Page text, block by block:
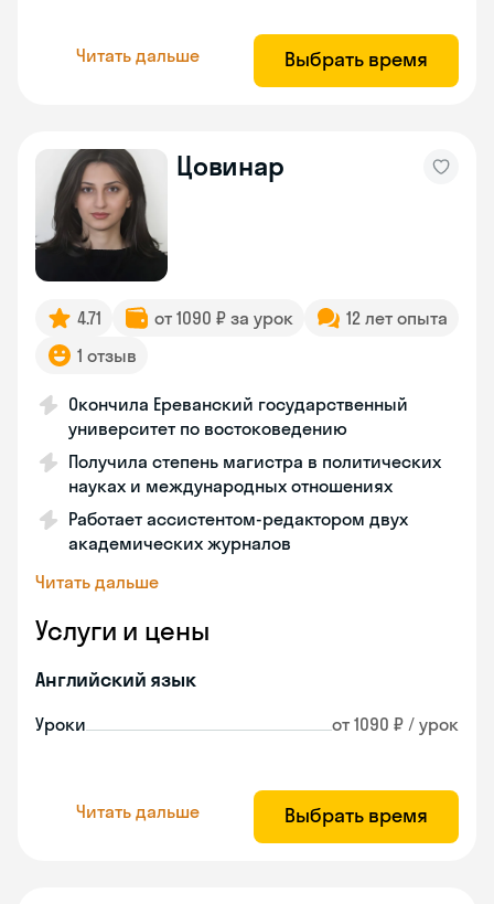
Читать дальше Выбрать время
Цовинар
4.71 от 1090 ₽ за урок
12 лет опыта
1 отзыв
Окончила Ереванский государственный
университет по востоковедению
Получила степень магистра в политических
науках и международных отношениях
Работает ассистентом-редактором двух
академических журналов
Читать дальше
Услуги и цены
Английский язык
Уроки от 1090 ₽ / урок
Читать дальше Выбрать время